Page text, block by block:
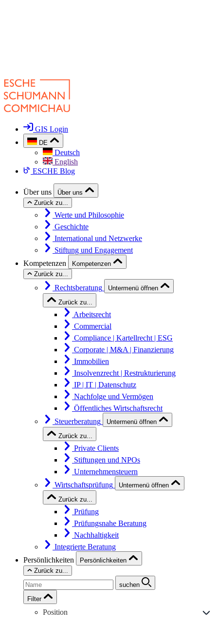
GIS Login
DE
Deutsch
English
ESCHE Blog
Über uns
Über uns
Zurück zu...
Werte und Philosophie
Geschichte
International und Netzwerke
Stiftung und Engagement
Kompetenzen
Kompetenzen
Zurück zu...
Rechtsberatung
Untermenü öffnen
Zurück zu...
Arbeitsrecht
Commercial
Compliance | Kartellrecht | ESG
Corporate | M&A | Finanzierung
Immobilien
Insolvenzrecht | Restrukturierung
IP | IT | Datenschutz
Nachfolge und Vermögen
Öffentliches Wirtschaftsrecht
Steuerberatung
Untermenü öffnen
Zurück zu...
Private Clients
Stiftungen und NPOs
Unternehmensteuern
Wirtschaftsprüfung
Untermenü öffnen
Zurück zu...
Prüfung
Prüfungsnahe Beratung
Nachhaltigkeit
Integrierte Beratung
Persönlichkeiten
Persönlichkeiten
Zurück zu...
suchen
Filter
Position